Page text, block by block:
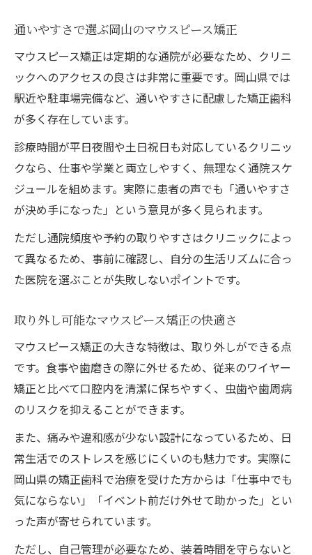
点
で
通いやすさで選ぶ岡山のマウスピース矯正
マウスピース矯正は定期的な通院が必要なため、クリニ
ックへのアクセスの良さは非常に重要です。岡山県では
駅近や駐車場完備など、通いやすさに配慮した矯正歯科
が多く存在しています。
診療時間が平日夜間や土日祝日も対応しているクリニッ
クなら、仕事や学業と両立しやすく、無理なく通院スケ
ジュールを組めます。実際に患者の声でも「通いやすさ
が決め手になった」という意見が多く見られます。
ただし通院頻度や予約の取りやすさはクリニックによっ
て異なるため、事前に確認し、自分の生活リズムに合っ
た医院を選ぶことが失敗しないポイントです。
取り外し可能なマウスピース矯正の快適さ
マウスピース矯正の大きな特徴は、取り外しができる点
です。食事や歯磨きの際に外せるため、従来のワイヤー
矯正と比べて口腔内を清潔に保ちやすく、虫歯や歯周病
のリスクを抑えることができます。
また、痛みや違和感が少ない設計になっているため、日
常生活でのストレスを感じにくいのも魅力です。実際に
岡山県の矯正歯科で治療を受けた方からは「仕事中でも
気にならない」「イベント前だけ外せて助かった」とい
った声が寄せられています。
ただし、自己管理が必要なため、装着時間を守らないと